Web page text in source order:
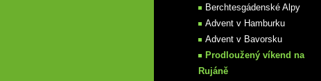
Berchtesgádenské Alpy
Advent v Hamburku
Advent v Bavorsku
Prodloužený víkend na
Rujáně